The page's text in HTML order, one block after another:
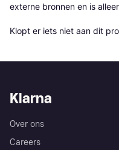
externe bronnen en is
Klopt er iets niet aan dit
Klarna
Over ons
Careers